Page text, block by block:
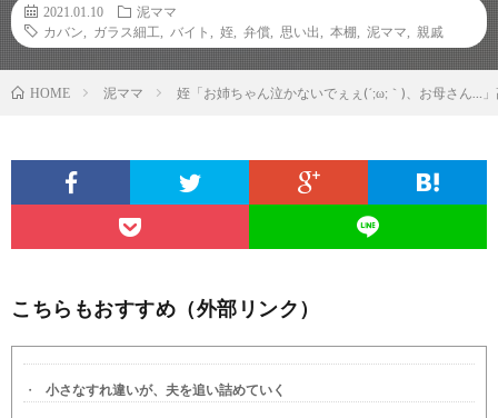
2021.01.10
泥ママ
カバン
ガラス細工 バイト 姪 弁償 思い出 本棚 泥ママ 親戚
HOME 泥ママ 姪「お姉ちゃん泣かないでぇぇ(´;ω;｀)、お母さん…
こちらもおすすめ（外部リンク）
小さなすれ違いが、夫を追い詰めていく